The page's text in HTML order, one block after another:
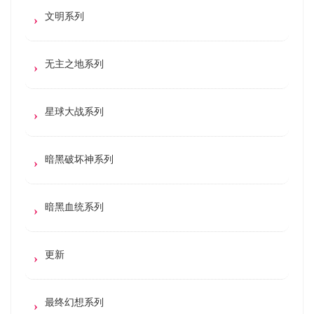
文明系列
无主之地系列
星球大战系列
暗黑破坏神系列
暗黑血统系列
更新
最终幻想系列